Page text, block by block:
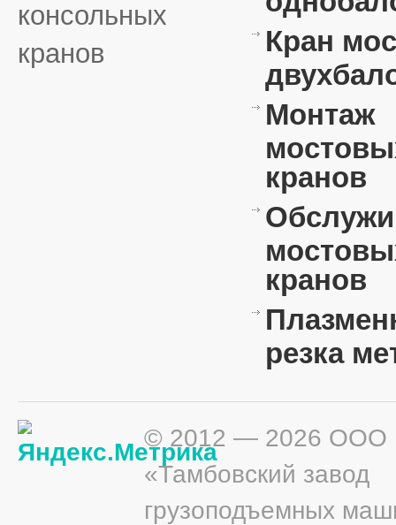
консольных
кранов
Кран
Монтаж
кранов
кранов
резка
© 2012 — 2026 ООО
«Тамбовский завод
грузоподъемных